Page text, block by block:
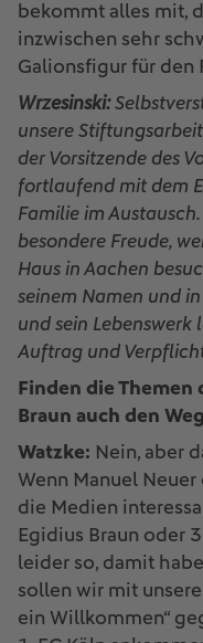
bekommt alles mit,
inzwischen sehr
Galionsfigur für den
Wrzesinski:
unsere
der Vorsitzende des
fortlaufend mit dem
Familie im
besondere Freude,
Haus in Aachen
seinem Namen und
und sein Lebenswerk
Auftrag und
Finden die
Braun auch den
Watzke: Nein, aber
Wenn Manuel
die Medien
Egidius Braun oder
leider so, damit
sollen wir mit
ein Willkommen“